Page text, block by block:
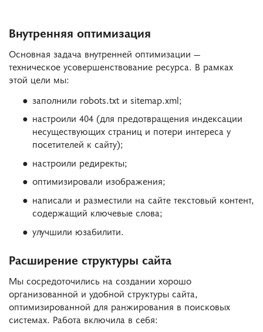
Внутренняя оптимизация
Основная задача внутренней оптимизации —
техническое усовершенствование ресурса. В рамках
этой цели мы:
заполнили robots.txt и sitemap.xml;
настроили 404 (для предотвращения индексации
несуществующих страниц и потери интереса у
посетителей к сайту);
настроили редиректы;
оптимизировали изображения;
написали и разместили на сайте текстовый контент,
содержащий ключевые слова;
улучшили юзабилити.
Расширение структуры сайта
Мы сосредоточились на создании хорошо
организованной и удобной структуры сайта,
оптимизированной для ранжирования в поисковых
системах. Работа включила в себя: